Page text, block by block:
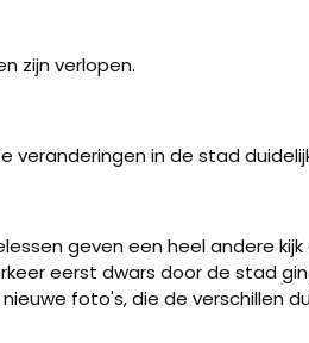
zijn verlopen.
veranderingen in de stad
geven een heel andere
eerst dwars door de stad
foto's, die de verschillen